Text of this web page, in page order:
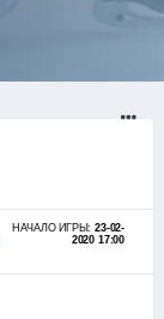
НАЧАЛО ИГРЫ:23-02-
2020 17:00